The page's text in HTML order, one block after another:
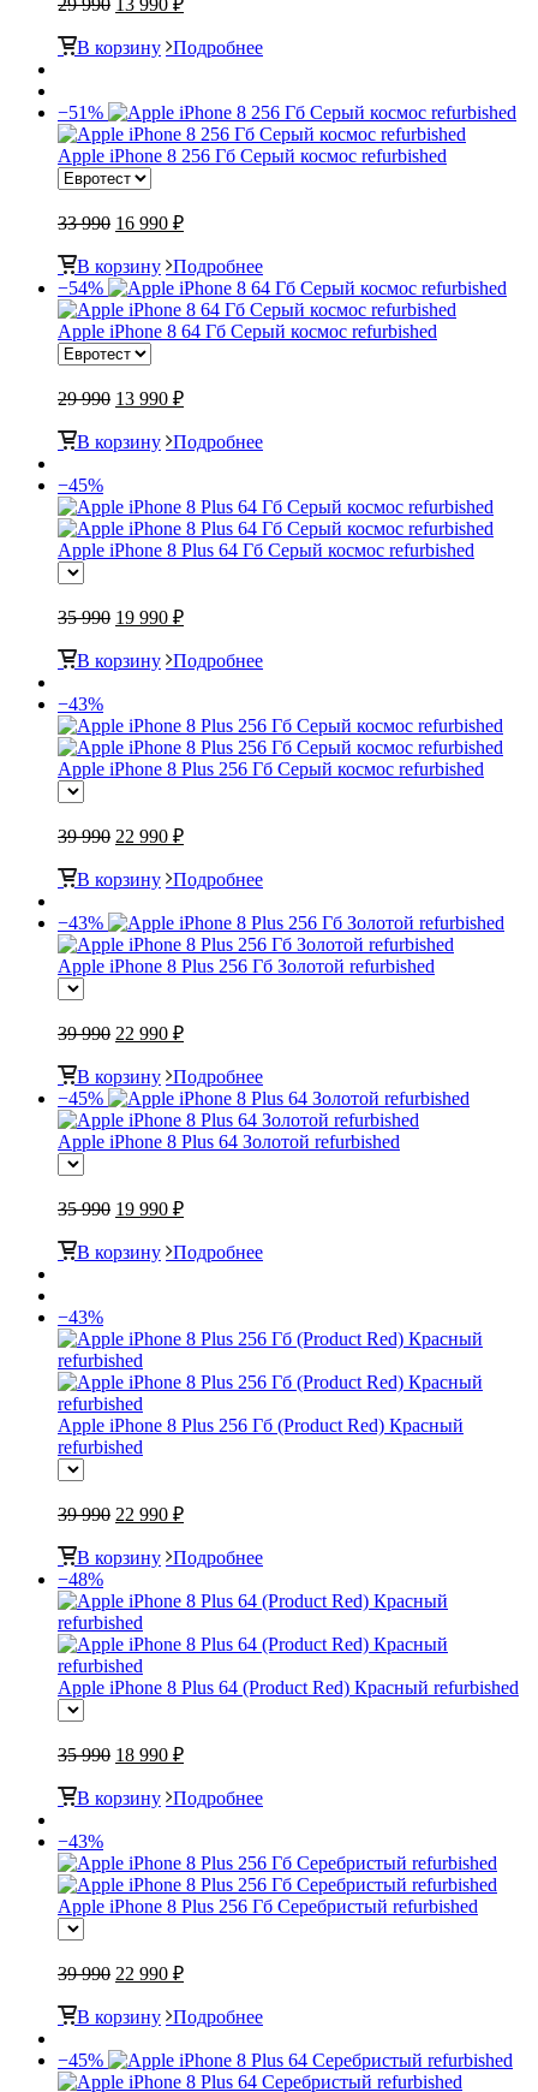
29 990 13 990 ₽
В корзину Подробнее
−51%
Apple iPhone 8 256 Гб Серый космос refurbished
33 990 16 990 ₽
В корзину Подробнее
−54%
Apple iPhone 8 64 Гб Серый космос refurbished
29 990 13 990 ₽
В корзину Подробнее
−45%
Apple iPhone 8 Plus 64 Гб Серый космос refurbished
35 990 19 990 ₽
В корзину Подробнее
−43%
Apple iPhone 8 Plus 256 Гб Серый космос refurbished
39 990 22 990 ₽
В корзину Подробнее
−43%
Apple iPhone 8 Plus 256 Гб Золотой refurbished
39 990 22 990 ₽
В корзину Подробнее
−45%
Apple iPhone 8 Plus 64 Золотой refurbished
35 990 19 990 ₽
В корзину Подробнее
−43%
Apple iPhone 8 Plus 256 Гб (Product Red) Красный
refurbished
39 990 22 990 ₽
В корзину Подробнее
−48%
Apple iPhone 8 Plus 64 (Product Red) Красный refurbished
35 990 18 990 ₽
В корзину Подробнее
−43%
Apple iPhone 8 Plus 256 Гб Серебристый refurbished
39 990 22 990 ₽
В корзину Подробнее
−45%